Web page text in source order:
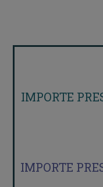
IMPORTE
IMPORTE